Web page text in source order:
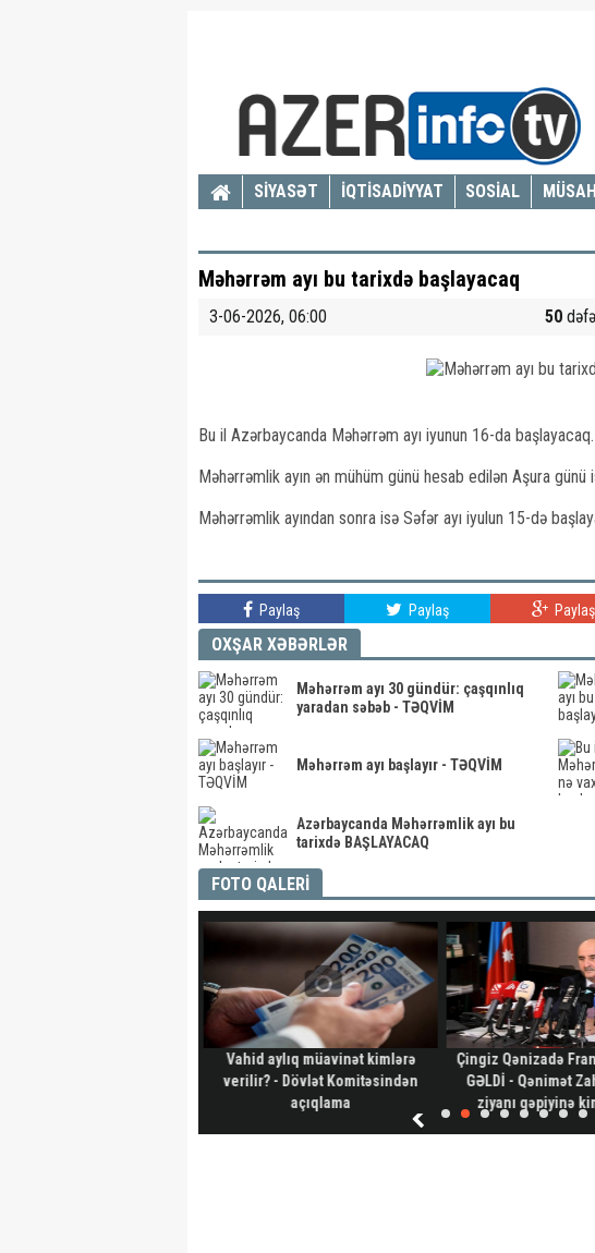
SİYASƏT İQTİSADİYYAT SOSİAL
Məhərrəm ayı bu tarixdə başlayacaq
3-06-2026, 06:00 50
Bu il Azərbaycanda Məhərrəm ayı iyunun 16-da başlayacaq.
Məhərrəmlik ayın ən mühüm günü hesab edilən Aşura
Məhərrəmlik ayından sonra isə Səfər ayı iyulun 15-də
Paylaş Paylaş Paylaş
OXŞAR XƏBƏRLƏR
Məhərrəm ayı 30 gündür: çaşqınlıq
yaradan səbəb - TƏQVİM
Məhərrəm ayı başlayır - TƏQVİM
Azərbaycanda Məhərrəmlik ayı bu
tarixdə BAŞLAYACAQ
FOTO QALERİ
Vahid aylıq müavinət kimlərə
verilir? - Dövlət Komitəsindən
açıqlama
Çingiz Qənizadə
GƏLDİ - Qənimət
ziyanı qəpiyinə